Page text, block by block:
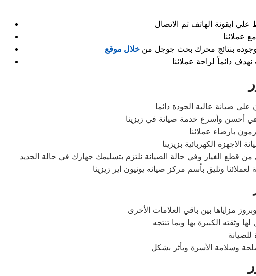
بوجوده بنتائج محرك بحث جوجل من خلال موقع
صيانة عالية الجودة دائما
أحسن وأسرع خدمة صيانة في زيزينا
بارضاء عملائنا
الكهربائية بزيزينا
الغيار وفي حالة الصيانة نلتزم بتسليمك جهازك في حالة الجديد
وتليق بأسم مركز صيانه يونيون اير زيزينا
وسلامة الأسرة ويأثر بشكل